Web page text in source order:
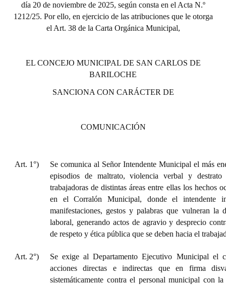
Periodistas Decanos - Registro
Ciudadano Ilustre - Registro
Antiguos Pobladores - Registro
Bariloche, Municipio intercultural
REFORMA DE LA CARTA ORGÁNICA
día 20 de noviembre de 2025, según consta en el Acta N.º
1212/25. Por ello, en ejercicio de las atribuciones que le otorga
el Art. 38 de la Carta Orgánica Municipal,
EL CONCEJO MUNICIPAL DE SAN CARLOS DE
BARILOCHE
SANCIONA CON CARÁCTER DE
COMUNICACIÓN
Art. 1°)
Se comunica al Señor Intendente Municipal el más
episodios de maltrato, violencia verbal y destrato
trabajadoras de distintas áreas entre ellas los hechos
en el Corralón Municipal, donde el intendente
manifestaciones, gestos y palabras que vulneran la
laboral, generando actos de agravio y desprecio
de respeto y ética pública que se deben hacia el
Art. 2°)
Se exige al Departamento Ejecutivo Municipal el
acciones directas e indirectas que en firma
sistemáticamente contra el personal municipal con